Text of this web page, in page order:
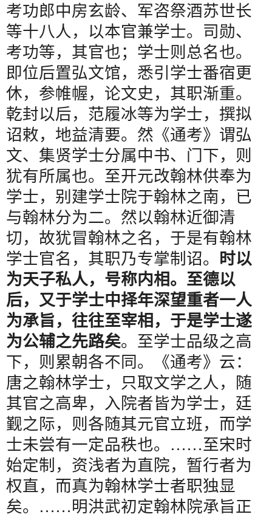
考功郎中房玄龄、军咨祭酒苏世长
等十八人，以本官兼学士。司勋、
考功等，其官也；学士则总名也。
即位后置弘文馆，悉引学士番宿更
休，参帷幄，论文史，其职渐重。
乾封以后，范履冰等为学士，撰拟
诏敕，地益清要。然《通考》谓弘
文、集贤学士分属中书、门下，则
犹有所属也。至开元改翰林供奉为
学士，别建学士院于翰林之南，已
与翰林分为二。然以翰林近御清
切，故犹冒翰林之名，于是有翰林
学士官名，其职乃专掌制诏。
时以
为天子私人，号称内相。至德以
后，又于学士中择年深望重者一人
为承旨，往往至宰相，于是学士遂
为公辅之先路矣。至学士品级之高
下，则累朝各不同。《通考》云：
唐之翰林学士，只取文学之人，随
其官之高卑，入院者皆为学士，廷
觐之际，则各随其元官立班，而学
士未尝有一定品秩也。 ……至宋时
始定制，资浅者为直院，暂行者为
权直，而真为翰林学士者职独显
矣。 ……明洪武初定翰林院承旨正